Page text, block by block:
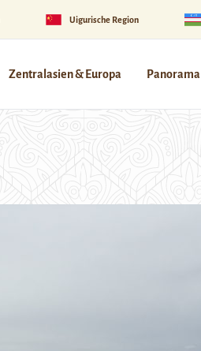
Uigurische Region
Zentralasien & Europa Panorama